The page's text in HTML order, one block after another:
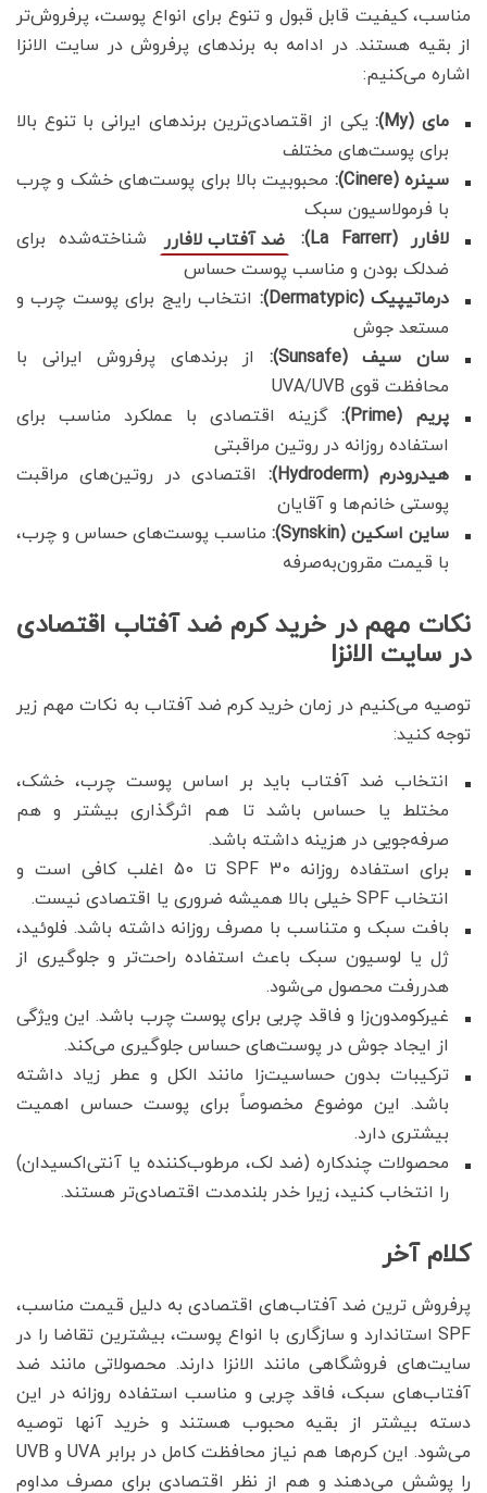
مناسب، کیفیت قابل قبول و تنوع برای انواع پوست، پرفروش‌تر
از بقیه هستند. در ادامه به برندهای پرفروش در سایت الانزا
اشاره می‌کنیم:
مای (My):
یکی از اقتصادی‌ترین برندهای ایرانی با تنوع بالا
برای پوست‌های مختلف
سینره (Cinere):
محبوبیت بالا برای پوست‌های خشک و چرب
با فرمولاسیون سبک
لافارر (La Farrerr):
ضد آفتاب لافارر
شناخته‌شده برای
ضدلک بودن و مناسب پوست حساس
درماتیپیک (Dermatypic):
انتخاب رایج برای پوست چرب و
مستعد جوش
سان سیف (Sunsafe):
از برندهای پرفروش ایرانی با
محافظت قوی UVA/UVB
پریم (Prime):
گزینه اقتصادی با عملکرد مناسب برای
استفاده روزانه در روتین مراقبتی
هیدرودرم (Hydroderm):
اقتصادی در روتین‌های مراقبت
پوستی خانم‌ها و آقایان
ساین اسکین (Synskin):
مناسب پوست‌های حساس و چرب،
با قیمت مقرون‌به‌صرفه
نکات مهم در خرید کرم ضد آفتاب اقتصادی
در سایت الانزا
توصیه می‌کنیم در زمان خرید کرم ضد آفتاب به نکات مهم زیر
توجه کنید:
انتخاب ضد آفتاب باید بر اساس پوست چرب، خشک،
مختلط یا حساس باشد تا هم اثرگذاری بیشتر و هم
صرفه‌جویی در هزینه داشته باشد.
برای استفاده روزانه SPF 30 تا 50 اغلب کافی است و
انتخاب SPF خیلی بالا همیشه ضروری یا اقتصادی نیست.
بافت سبک و متناسب با مصرف روزانه داشته باشد. فلوئید،
ژل یا لوسیون سبک باعث استفاده راحت‌تر و جلوگیری از
هدررفت محصول می‌شود.
غیرکومدون‌زا و فاقد چربی برای پوست چرب باشد. این ویژگی
از ایجاد جوش در پوست‌های حساس جلوگیری می‌کند.
ترکیبات بدون حساسیت‌زا مانند الکل و عطر زیاد داشته
باشد. این موضوع مخصوصاً برای پوست حساس اهمیت
بیشتری دارد.
محصولات چندکاره (ضد لک، مرطوب‌کننده یا آنتی‌اکسیدان)
را انتخاب کنید، زیرا خدر بلندمدت اقتصادی‌تر هستند.
کلام آخر
پرفروش ترین ضد آفتاب‌های اقتصادی به دلیل قیمت مناسب،
SPF استاندارد و سازگاری با انواع پوست، بیشترین تقاضا را در
سایت‌های فروشگاهی مانند الانزا دارند. محصولاتی مانند ضد
آفتاب‌های سبک، فاقد چربی و مناسب استفاده روزانه در این
دسته بیشتر از بقیه محبوب هستند و خرید آنها توصیه
می‌‌شود. این کرم‌ها هم نیاز محافظت کامل در برابر UVA و UVB
را پوشش می‌دهند و هم از نظر اقتصادی برای مصرف مداوم